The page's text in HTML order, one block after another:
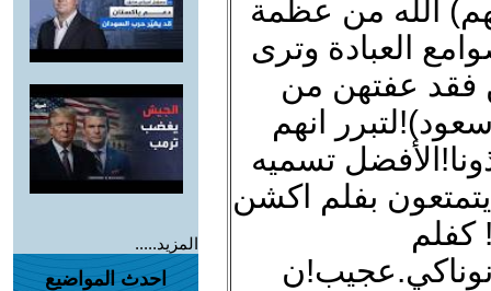
الله من عظمة
العبادة وترى
فقد عفتهن من
انهم
تسميه
بفلم اكشن
المزيد.....
احدث المواضيع